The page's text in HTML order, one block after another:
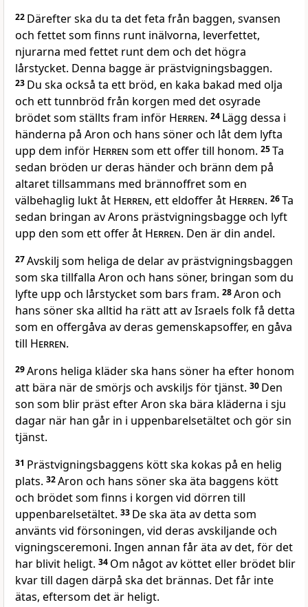
22 Därefter ska du ta det feta från baggen, svansen
och fettet som finns runt inälvorna, leverfettet,
njurarna med fettet runt dem och det högra
lårstycket. Denna bagge är prästvigningsbaggen.
23 Du ska också ta ett bröd, en kaka bakad med olja
och ett tunnbröd från korgen med det osyrade
brödet som ställts fram inför Herren. 24 Lägg dessa i
händerna på Aron och hans söner och låt dem lyfta
upp dem inför Herren som ett offer till honom. 25Ta
sedan bröden ur deras händer och bränn dem på
altaret tillsammans med brännoffret som en
välbehaglig lukt åt Herren, ett eldoffer åt Herren. 26Ta
sedan bringan av Arons prästvigningsbagge och lyft
upp den som ett offer åt Herren. Den är din andel.
27Avskilj som heliga de delar av prästvigningsbaggen
som ska tillfalla Aron och hans söner, bringan som du
lyfte upp och lårstycket som bars fram. 28Aron och
hans söner ska alltid ha rätt att av Israels folk få detta
som en offergåva av deras gemenskapsoffer, en gåva
till Herren.
29Arons heliga kläder ska hans söner ha efter honom
att bära när de smörjs och avskiljs för tjänst. 30 Den
son som blir präst efter Aron ska bära kläderna i sju
dagar när han går in i uppenbarelsetältet och gör sin
tjänst.
31 Prästvigningsbaggens kött ska kokas på en helig
plats. 32Aron och hans söner ska äta baggens kött
och brödet som finns i korgen vid dörren till
uppenbarelsetältet. 33 De ska äta av detta som
använts vid försoningen, vid deras avskiljande och
vigningsceremoni. Ingen annan får äta av det, för det
har blivit heligt. 34 Om något av köttet eller brödet blir
kvar till dagen därpå ska det brännas. Det får inte
ätas, eftersom det är heligt.